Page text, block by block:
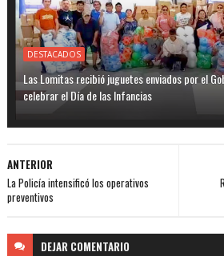
DESTACADOS
Las Lomitas recibió juguetes enviados por el
celebrar el Día de las Infancias
ANTERIOR
La Policía intensificó los operativos
preventivos
DEJAR COMENTARIO